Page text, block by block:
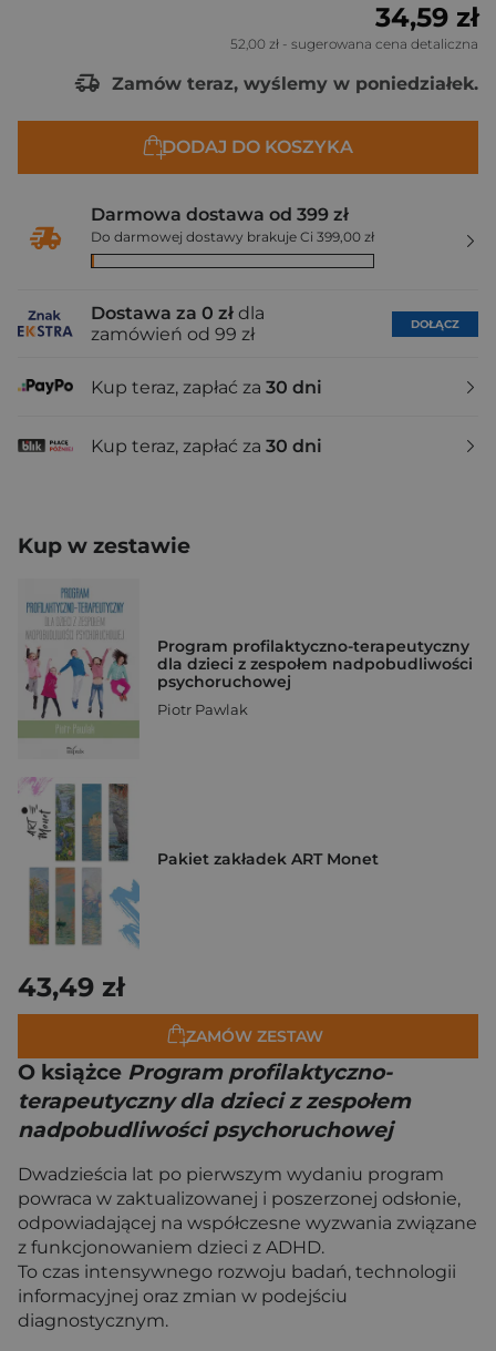
34,59 zł
52,00 zł - sugerowana cena detaliczna
Zamów teraz, wyślemy w poniedziałek.
DODAJ DO KOSZYKA
Darmowa dostawa od 399 zł
Do darmowej dostawy brakuje Ci 399,00 zł
Dostawa za 0 zł dla
zamówień od 99 zł
DOŁĄCZ
Kup teraz, zapłać za 30 dni
Kup teraz, zapłać za 30 dni
Kup w zestawie
Program profilaktyczno-terapeutyczny
dla dzieci z zespołem nadpobudliwości
psychoruchowej
Piotr Pawlak
Pakiet zakładek ART Monet
43,49 zł
ZAMÓW ZESTAW
O książce Program profilaktyczno-
terapeutyczny dla dzieci z zespołem
nadpobudliwości psychoruchowej
Dwadzieścia lat po pierwszym wydaniu program
powraca w zaktualizowanej i poszerzonej odsłonie,
odpowiadającej na współczesne wyzwania związane
z funkcjonowaniem dzieci z ADHD.
To czas intensywnego rozwoju badań, technologii
informacyjnej oraz zmian w podejściu
diagnostycznym.